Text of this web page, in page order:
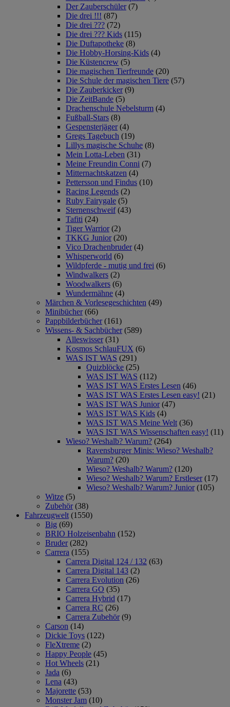
Der Zauberschüler (7)
Die drei !!! (87)
Die drei ??? (72)
Die drei ??? Kids (115)
Die Duftapotheke (8)
Die Hobby-Horsing-Kids (4)
Die Küstencrew (5)
Die magischen Tierfreunde (20)
Die Schule der magischen Tiere (57)
Die Zauberkicker (9)
Die ZeitBande (5)
Drachenschule Nebelsturm (4)
Fußball-Stars (8)
Gespensterjäger (4)
Gregs Tagebuch (19)
Lillys magische Schuhe (8)
Mein Lotta-Leben (31)
Meine Freundin Conni (7)
Mitternachtskatzen (4)
Pettersson und Findus (10)
Racing Legends (2)
Ruby Fairygale (5)
Sternenschweif (43)
Tafiti (24)
Tiger Warrior (2)
TKKG Junior (20)
Vico Drachenbruder (4)
Whisperworld (6)
Wildpferde - mutig und frei (6)
Windwalkers (2)
Woodwalkers (6)
Wundermähne (4)
Märchen & Vorlesegeschichten (49)
Minibücher (66)
Pappbilderbücher (161)
Wissens- & Sachbücher (589)
Alleswisser (31)
Kosmos SchlauFUX (6)
WAS IST WAS (291)
Quizblöcke (25)
WAS IST WAS (112)
WAS IST WAS Erstes Lesen (46)
WAS IST WAS Erstes Lesen easy! (21)
WAS IST WAS Junior (47)
WAS IST WAS Kids (4)
WAS IST WAS Meine Welt (36)
WAS IST WAS Wissenschaften easy! (11)
Wieso? Weshalb? Warum? (264)
Ravensburger Minis: Wieso? Weshalb?
Warum? (20)
Wieso? Weshalb? Warum? (120)
Wieso? Weshalb? Warum? Erstleser (17)
Wieso? Weshalb? Warum? Junior (105)
Witze (5)
Zubehör (38)
Fahrzeugwelt (1550)
Big (69)
BRIO Holzeisenbahn (152)
Bruder (282)
Carrera (155)
Carrera Digital 124 / 132 (63)
Carrera Digital 143 (2)
Carrera Evolution (26)
Carrera GO (35)
Carrera Hybrid (17)
Carrera RC (26)
Carrera Zubehör (9)
Carson (14)
Dickie Toys (122)
FleXtreme (2)
Happy People (45)
Hot Wheels (21)
Jada (6)
Lena (43)
Majorette (53)
Monster Jam (10)